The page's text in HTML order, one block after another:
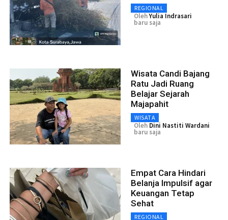
REGIONAL
OlehYulia Indrasari
baru saja
Wisata Candi Bajang
Ratu Jadi Ruang
Belajar Sejarah
Majapahit
WISATA
Oleh Dini Nastiti Wardani
baru saja
Empat Cara Hindari
Belanja Impulsif agar
Keuangan Tetap
Sehat
REGIONAL